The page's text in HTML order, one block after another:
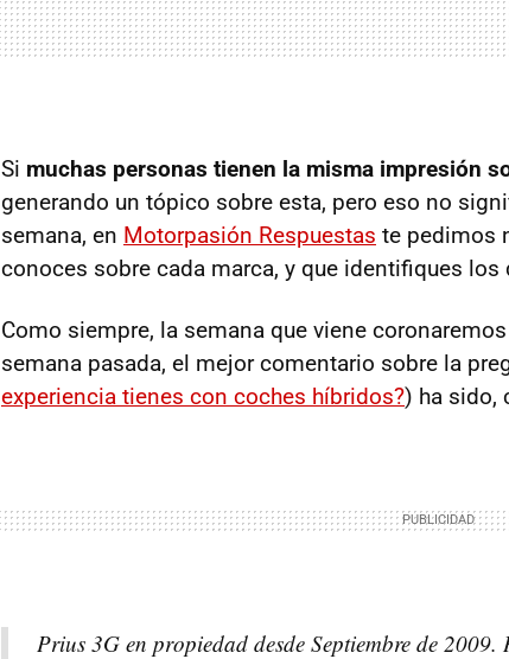
Si muchas personas tienen la misma impresión
generando un tópico sobre esta, pero eso no
semana, en Motorpasión Respuestas te pedimos
conoces sobre cada marca, y que identifiques los
Como siempre, la semana que viene
semana pasada, el mejor comentario sobre la
experiencia tienes con coches híbridos?) ha sido,
Prius 3G en propiedad desde Septiembre de